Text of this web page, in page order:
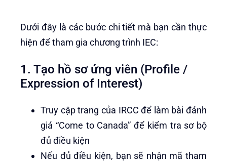
Dưới đây là các bước chi tiết mà bạn cần thực
hiện để tham gia chương trình IEC:
1. Tạo hồ sơ ứng viên (Profile /
Expression of Interest)
Truy cập trang của IRCC để làm bài đánh
giá “Come to Canada” để kiểm tra sơ bộ
đủ điều kiện
Nếu đủ điều kiện, bạn sẽ nhận mã tham